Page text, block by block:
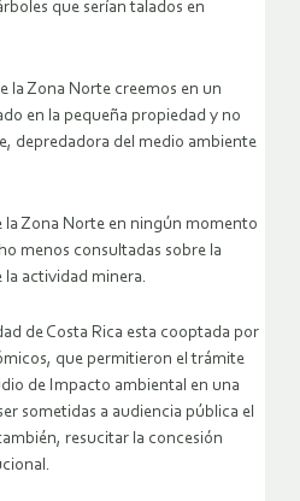
que serían talados en
la Zona Norte creemos en un
en la pequeña propiedad y no
depredadora del medio ambiente
la Zona Norte en ningún momento
menos consultadas sobre la
la actividad minera.
de Costa Rica esta cooptada por
que permitieron el trámite
de Impacto ambiental en una
sometidas a audiencia pública el
resucitar la concesión